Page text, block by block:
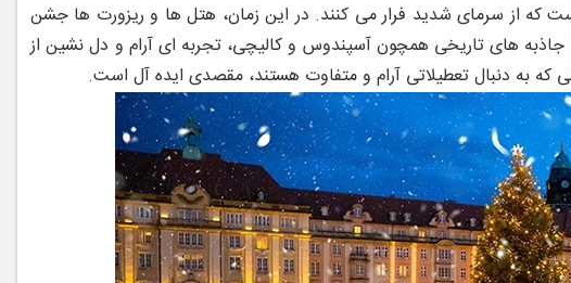
که از سرمای شدید فرار می‌ کنند. در این زمان، هتل ‌ها و ریزورت ‌ها جشن‌
با جاذبه ‌های تاریخی همچون آسپندوس و کالیچی، تجربه‌ ای آرام و دل ‌نشین از
که به دنبال تعطیلاتی آرام و متفاوت هستند، مقصدی ایده ‌آل است.